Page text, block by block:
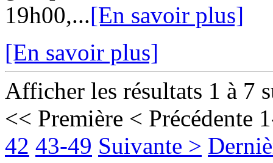
19h00,...[En savoir plus]
[En savoir plus]
Afficher les résultats 1 à 7
<< Première < Précédente
42 43-49 Suivante >